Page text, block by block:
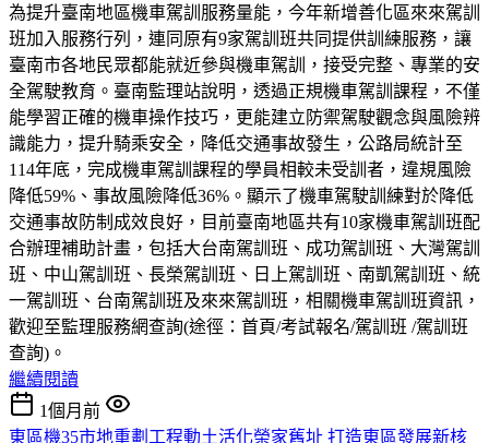
為提升臺南地區機車駕訓服務量能，今年新增善化區來來駕訓
班加入服務行列，連同原有9家駕訓班共同提供訓練服務，讓
臺南市各地民眾都能就近參與機車駕訓，接受完整、專業的安
全駕駛教育。臺南監理站說明，透過正規機車駕訓課程，不僅
能學習正確的機車操作技巧，更能建立防禦駕駛觀念與風險辨
識能力，提升騎乘安全，降低交通事故發生，公路局統計至
114年底，完成機車駕訓課程的學員相較未受訓者，違規風險
降低59%、事故風險降低36%。顯示了機車駕駛訓練對於降低
交通事故防制成效良好，目前臺南地區共有10家機車駕訓班配
合辦理補助計畫，包括大台南駕訓班、成功駕訓班、大灣駕訓
班、中山駕訓班、長榮駕訓班、日上駕訓班、南凱駕訓班、統
一駕訓班、台南駕訓班及來來駕訓班，相關機車駕訓班資訊，
歡迎至監理服務網查詢(途徑：首頁/考試報名/駕訓班 /駕訓班
查詢)。
繼續閱讀
1個月前
東區機35市地重劃工程動土活化榮家舊址 打造東區發展新核